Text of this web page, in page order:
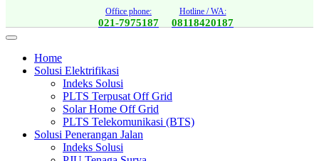
Office phone:
021-7975187
Hotline / WA:
08118420187
Home
Solusi Elektrifikasi
Indeks Solusi
PLTS Terpusat Off Grid
Solar Home Off Grid
PLTS Telekomunikasi (BTS)
Solusi Penerangan Jalan
Indeks Solusi